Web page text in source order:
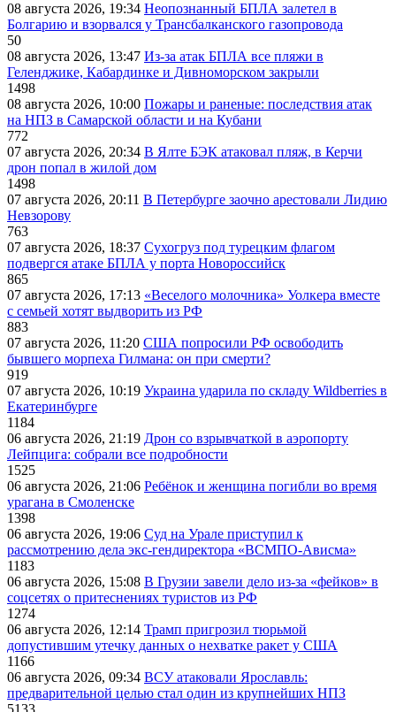
08 августа 2026, 19:34 Неопознанный БПЛА залетел в
Болгарию и взорвался у Трансбалканского газопровода
50
08 августа 2026, 13:47 Из-за атак БПЛА все пляжи в
Геленджике, Кабардинке и Дивноморском закрыли
1498
08 августа 2026, 10:00 Пожары и раненые: последствия атак
на НПЗ в Самарской области и на Кубани
772
07 августа 2026, 20:34 В Ялте БЭК атаковал пляж, в Керчи
дрон попал в жилой дом
1498
07 августа 2026, 20:11 В Петербурге заочно арестовали Лидию
Невзорову
763
07 августа 2026, 18:37 Сухогруз под турецким флагом
подвергся атаке БПЛА у порта Новороссийск
865
07 августа 2026, 17:13 «Веселого молочника» Уолкера вместе
с семьей хотят выдворить из РФ
883
07 августа 2026, 11:20 США попросили РФ освободить
бывшего морпеха Гилмана: он при смерти?
919
07 августа 2026, 10:19 Украина ударила по складу Wildberries в
Екатеринбурге
1184
06 августа 2026, 21:19 Дрон со взрывчаткой в аэропорту
Лейпцига: собрали все подробности
1525
06 августа 2026, 21:06 Ребёнок и женщина погибли во время
урагана в Смоленске
1398
06 августа 2026, 19:06 Суд на Урале приступил к
рассмотрению дела экс-гендиректора «ВСМПО-Ависма»
1183
06 августа 2026, 15:08 В Грузии завели дело из-за «фейков» в
соцсетях о притеснениях туристов из РФ
1274
06 августа 2026, 12:14 Трамп пригрозил тюрьмой
допустившим утечку данных о нехватке ракет у США
1166
06 августа 2026, 09:34 ВСУ атаковали Ярославль:
предварительной целью стал один из крупнейших НПЗ
5133